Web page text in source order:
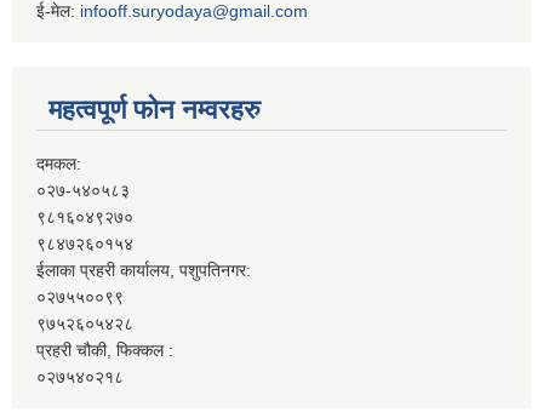
ई-मेल: infooff.suryodaya@gmail.com
महत्वपूर्ण फोन नम्वरहरु
दमकल:
०२७-५४०५८३
९८१६०४९२७०
९८४७२६०१५४
ईलाका प्रहरी कार्यालय, पशुपतिनगर:
०२७५५००९९
९७५२६०५४२८
प्रहरी चौकी, फिक्कल :
०२७५४०२१८